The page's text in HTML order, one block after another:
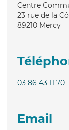
Centre
23 rue de la
89210 Mercy
03 86 43 11 70
Email